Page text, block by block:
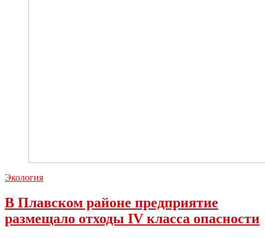
Экология
В Плавском районе предприятие
размещало отходы IV класса опасности